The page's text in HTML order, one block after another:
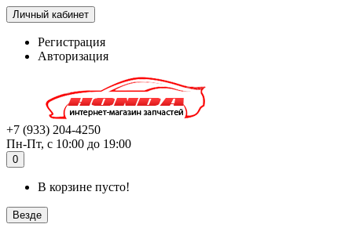
Личный кабинет
Регистрация
Авторизация
+7 (933) 204-4250
Пн-Пт, с 10:00 до 19:00
0
В корзине пусто!
Везде